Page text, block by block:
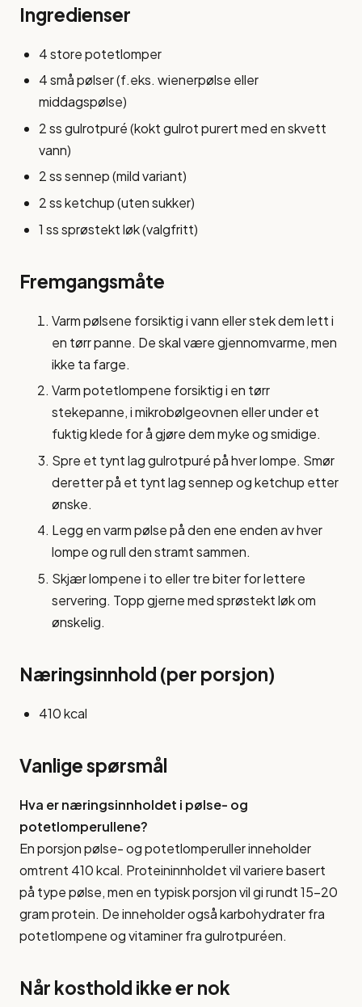
Ingredienser
4 store potetlomper
4 små pølser (f.eks. wienerpølse eller
middagspølse)
2 ss gulrotpuré (kokt gulrot purert med en skvett
vann)
2 ss sennep (mild variant)
2 ss ketchup (uten sukker)
1 ss sprøstekt løk (valgfritt)
Fremgangsmåte
Varm pølsene forsiktig i vann eller stek dem lett i
en tørr panne. De skal være gjennomvarme, men
ikke ta farge.
Varm potetlompene forsiktig i en tørr
stekepanne, i mikrobølgeovnen eller under et
fuktig klede for å gjøre dem myke og smidige.
Spre et tynt lag gulrotpuré på hver lompe. Smør
deretter på et tynt lag sennep og ketchup etter
ønske.
Legg en varm pølse på den ene enden av hver
lompe og rull den stramt sammen.
Skjær lompene i to eller tre biter for lettere
servering. Topp gjerne med sprøstekt løk om
ønskelig.
Næringsinnhold (per porsjon)
410 kcal
Vanlige spørsmål
Hva er næringsinnholdet i pølse- og
potetlomperullene?
En porsjon pølse- og potetlomperuller inneholder
omtrent 410 kcal. Proteininnholdet vil variere basert
på type pølse, men en typisk porsjon vil gi rundt 15-20
gram protein. De inneholder også karbohydrater fra
potetlompene og vitaminer fra gulrotpuréen.
Når kosthold ikke er nok